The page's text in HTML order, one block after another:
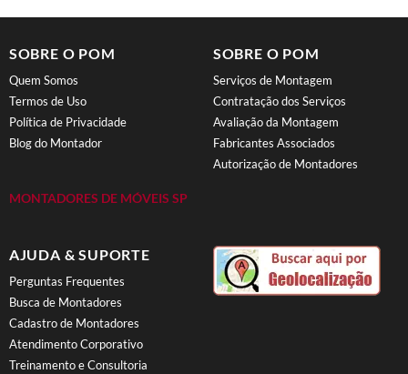
SOBRE O POM
Quem Somos
Termos de Uso
Política de Privacidade
Blog do Montador
MONTADORES DE MÓVEIS SP
SOBRE O POM
Serviços de Montagem
Contratação dos Serviços
Avaliação da Montagem
Fabricantes Associados
Autorização de Montadores
AJUDA & SUPORTE
Perguntas Frequentes
Busca de Montadores
Cadastro de Montadores
Atendimento Corporativo
Treinamento e Consultoria